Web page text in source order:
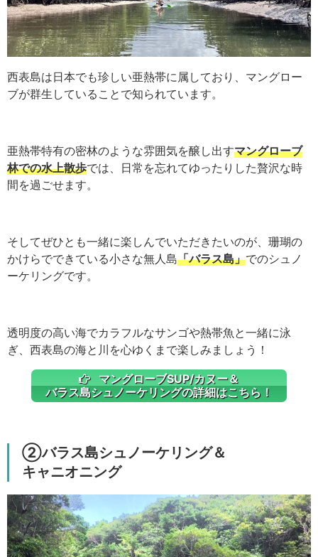
西表島は日本でも珍しい亜熱帯に属しており、マングロー
ブが群生していることで知られています。
亜熱帯特有の密林のような雰囲気を醸し出すマングローブ
林での水上散歩では、日常を忘れてゆったりした贅沢な時
間を過ごせます。
そしてぜひとも一緒に楽しんでいただきたいのが、珊瑚の
かけらでできている小さな無人島「バラス島」でのシュノ
ーケリングです。
透明度の高い海でカラフルなサンゴや熱帯魚と一緒に泳
ぎ、西表島の海と川を心ゆくまで楽しみましょう！
マングローブSUP/カヌー＆
バラス島シュノーケリングの詳細はこちら！
②バラス島シュノーケリング＆
キャニオニング